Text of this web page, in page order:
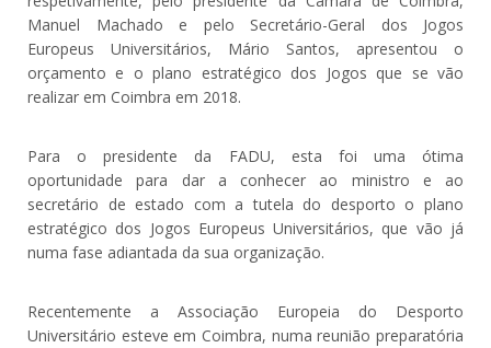
Manuel Machado e pelo Secretário-Geral dos Jogos
Europeus Universitários, Mário Santos, apresentou o
orçamento e o plano estratégico dos Jogos que se vão
realizar em Coimbra em 2018.
Para o presidente da FADU, esta foi uma ótima
oportunidade para dar a conhecer ao ministro e ao
secretário de estado com a tutela do desporto o plano
estratégico dos Jogos Europeus Universitários, que vão já
numa fase adiantada da sua organização.
Recentemente a Associação Europeia do Desporto
Universitário esteve em Coimbra, numa reunião preparatória